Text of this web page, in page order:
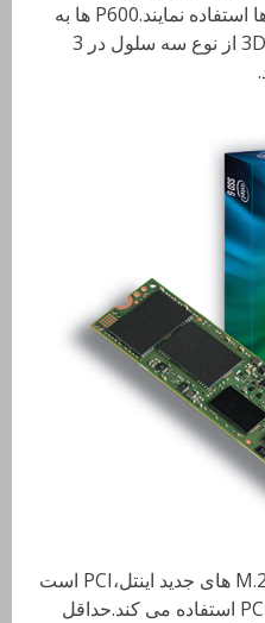
کامپیوترها و …نیز از P600 ها استفاده نمایند.P600 ها به
تراشه های حافظه 3D NAND از نوع سه سلول در 3
اینترفیس مورد استفاده در M.2 های جدید اینتل،PCI است
که از مسیر دقیق PCIe 3.0 X4 استفاده می کند.حداقل